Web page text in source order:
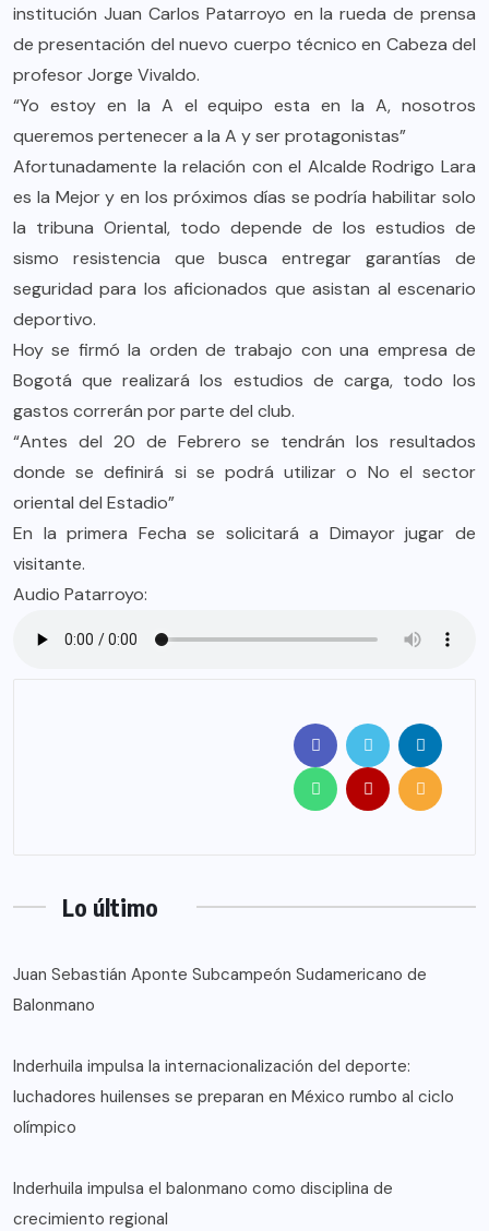
institución Juan Carlos Patarroyo en la rueda de prensa
de presentación del nuevo cuerpo técnico en Cabeza del
profesor Jorge Vivaldo.
“Yo estoy en la A el equipo esta en la A, nosotros
queremos pertenecer a la A y ser protagonistas”
Afortunadamente la relación con el Alcalde Rodrigo Lara
es la Mejor y en los próximos días se podría habilitar solo
la tribuna Oriental, todo depende de los estudios de
sismo resistencia que busca entregar garantías de
seguridad para los aficionados que asistan al escenario
deportivo.
Hoy se firmó la orden de trabajo con una empresa de
Bogotá que realizará los estudios de carga, todo los
gastos correrán por parte del club.
“Antes del 20 de Febrero se tendrán los resultados
donde se definirá si se podrá utilizar o No el sector
oriental del Estadio”
En la primera Fecha se solicitará a Dimayor jugar de
visitante.
Audio Patarroyo:
Lo último
Juan Sebastián Aponte Subcampeón Sudamericano de
Balonmano
Inderhuila impulsa la internacionalización del deporte:
luchadores huilenses se preparan en México rumbo al ciclo
olímpico
Inderhuila impulsa el balonmano como disciplina de
crecimiento regional